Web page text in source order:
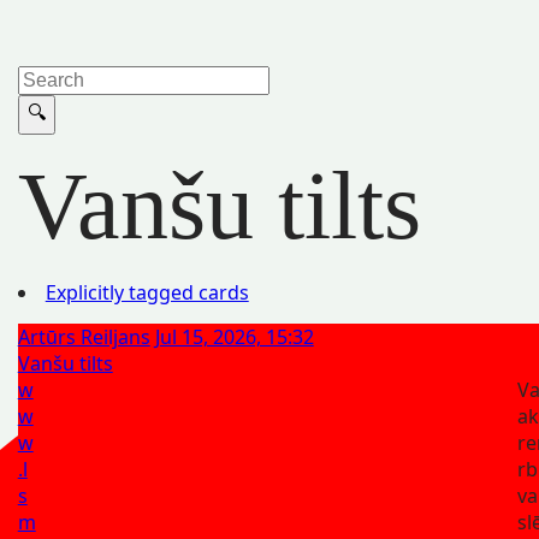
Vanšu tilts
Explicitly tagged cards
Artūrs Reiljans Jul 15, 2026, 15:32
Vanšu tilts
w
w
w
.l
s
m